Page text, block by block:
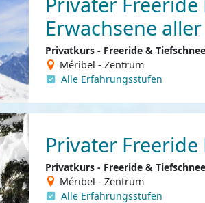
Erwachsene
Privatkurs - Freeride &
Méribel - Zentrum
Alle Erfahrungsstufen
Privater
Privatkurs - Freeride &
Méribel - Zentrum
Alle Erfahrungsstufen